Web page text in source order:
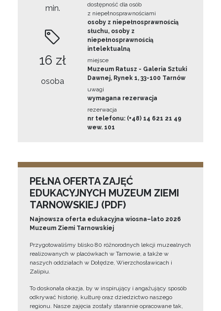
min.
16 zł
osoba
dostępność dla osób
z niepełnosprawnościami
osoby z niepełnosprawnością
słuchu, osoby z
niepełnosprawnością
intelektualną
miejsce
Muzeum Ratusz - Galeria Sztuki
Dawnej, Rynek 1, 33-100 Tarnów
uwagi
wymagana rezerwacja
rezerwacja
nr telefonu: (+48) 14 621 21 49
wew. 101
PEŁNA OFERTA ZAJĘĆ
EDUKACYJNYCH MUZEUM ZIEMI
TARNOWSKIEJ (PDF)
Najnowsza oferta edukacyjna wiosna–lato 2026
Muzeum Ziemi Tarnowskiej
Przygotowaliśmy blisko 80 różnorodnych lekcji muzealnych
realizowanych w placówkach w Tarnowie, a także w
naszych oddziałach w Dołędze, Wierzchosławicach i
Zalipiu.
To doskonała okazja, by w inspirujący i angażujący sposób
odkrywać historię, kulturę oraz dziedzictwo naszego
regionu. Nasze zajęcia zostały starannie opracowane tak,